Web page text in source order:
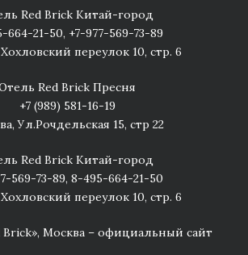
Red Brick Китай-город
664-21-50, +7-977-569-73-89
переулок 10, стр. 6
Red Brick Пресня
+7 (989) 581-16-19
Ул.Рочдельская 15, стр 22
Red Brick Китай-город
569-73-89, 8-495-664-21-50
переулок 10, стр. 6